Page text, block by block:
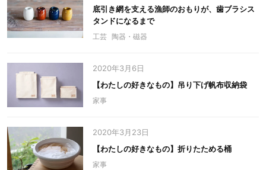
底引き網を支える漁師のおもりが、歯ブラシス
タンドになるまで
工芸 陶器・磁器
2020年3月6日
【わたしの好きなもの】吊り下げ帆布収納袋
家事
2020年3月23日
【わたしの好きなもの】折りたためる桶
家事